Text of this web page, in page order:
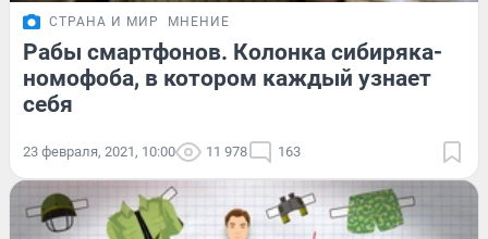
СТРАНА И МИР МНЕНИЕ
Рабы смартфонов. Колонка сибиряка-
номофоба, в котором каждый узнает
себя
23 февраля, 2021, 10:00 11 978 163